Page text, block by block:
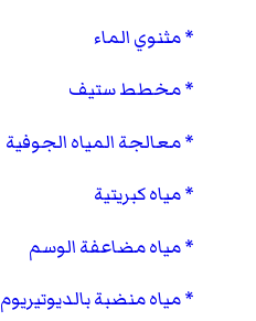
مثنوي الماء
مخطط ستيف
معالجة المياه الجوفية
مياه كبريتية
مياه مضاعفة الوسم
مياه منضبة بالديوتيريوم